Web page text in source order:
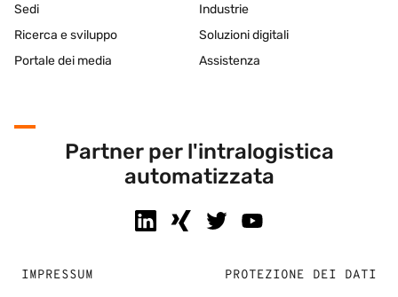
Sedi
Ricerca e sviluppo
Portale dei media
Industrie
Soluzioni digitali
Assistenza
Partner per l'intralogistica
automatizzata
IMPRESSUM PROTEZIONE DEI DATI